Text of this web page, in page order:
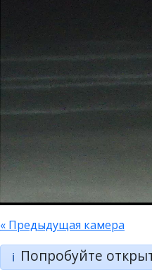
« Предыдущая камера
ℹ️ Попробуйте